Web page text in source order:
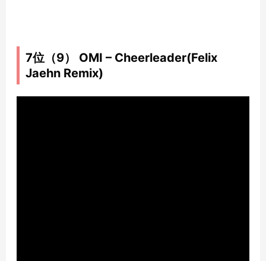
7位（9） OMI – Cheerleader(Felix
Jaehn Remix)